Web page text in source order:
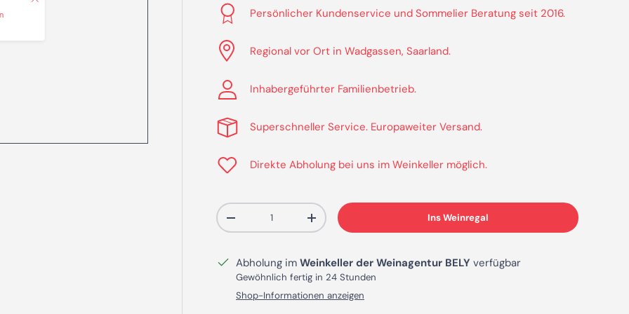
Persönlicher Kundenservice und Sommelier Beratung seit 2016.
Regional vor Ort in Wadgassen, Saarland.
Inhabergeführter Familienbetrieb.
Superschneller Service. Europaweiter Versand.
Direkte Abholung bei uns im Weinkeller möglich.
Anzahl
Menge verringernMenge erhöhen Ins Weinregal
Abholung im Weinkeller der Weinagentur BELY verfügbar
Gewöhnlich fertig in 24 Stunden
Shop-Informationen anzeigen